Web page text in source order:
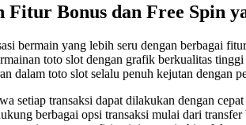
Fitur Bonus dan Free Spin
bermain yang lebih seru dengan berbagai
toto slot dengan grafik berkualitas
dalam toto slot selalu penuh kejutan dengan
setiap transaksi dapat dilakukan dengan
berbagai opsi transaksi mulai dari